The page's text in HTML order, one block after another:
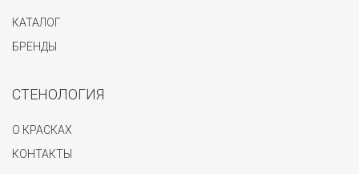
КАТАЛОГ
БРЕНДЫ
СТЕНОЛОГИЯ
О КРАСКАХ
КОНТАКТЫ